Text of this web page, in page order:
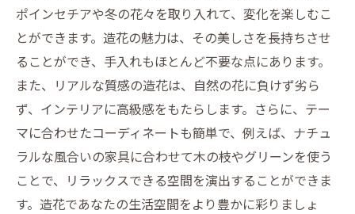
ポインセチアや冬の花々を取り入れて、変化を楽しむこ
とができます。造花の魅力は、その美しさを長持ちさせ
ることができ、手入れもほとんど不要な点にあります。
また、リアルな質感の造花は、自然の花に負けず劣ら
ず、インテリアに高級感をもたらします。さらに、テー
マに合わせたコーディネートも簡単で、例えば、ナチュ
ラルな風合いの家具に合わせて木の枝やグリーンを使う
ことで、リラックスできる空間を演出することができま
す。造花であなたの生活空間をより豊かに彩りましょ